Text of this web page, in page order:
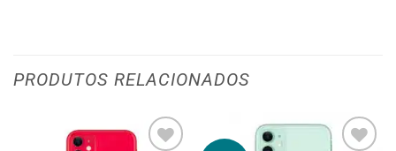
PRODUTOS RELACIONADOS